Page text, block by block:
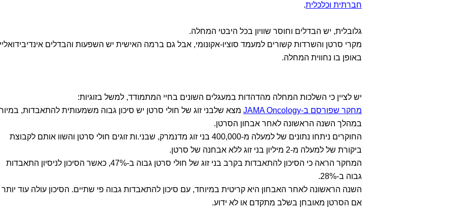
חברתית וכלכלית.
גלובלית, יש הבדלים וחוסר שוויון בכל היבטי המחלה.
מקרי סרטן והשרדות קשורים למעמד סוציו-אקונומי, אבל גם ברמה האישית יש השפעות והבדלים
באופן בו נחווית המחלה.
יש לציין כי השלכות המחלה מהדהדות במעגלים השונים בחיי המתמודד, למשל בזוגיות:
מחקר שפורסם ב-JAMA Oncology
מצא שלבני זוג של חולי סרטן יש סיכון גבוה משמעותית להתאבדות,
במהלך השנה הראשונה לאחר אבחון הסרטן.
החוקרים ניתחו נתונים של למעלה מ-400,000 בני זוג מדנמרק, שבני.ות זוגים חולי סרטן והשוו אותם לקבוצת
ביקורת של למעלה מ-2 מיליון בני זוג ללא אבחנה של סרטן.
המחקר הראה כי הסיכון להתאבדות בקרב בני זוג של חולי סרטן גבוה ב-47%, כאשר הסיכון לניסיון התאבדות
גבוה ב-28%.
השנה הראשונה לאחר האבחון היא קריטית במיוחד, עם סיכון להתאבדות גבוה פי שתיים. הסיכון עולה עוד יותר
אם הסרטן מאובחן בשלב מתקדם או לא ידוע.